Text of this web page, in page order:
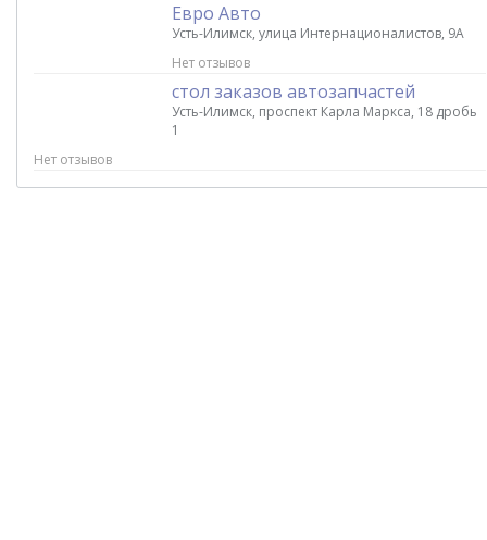
Евро Авто
Усть-Илимск, улица Интернационалистов, 9А
Нет отзывов
стол заказов автозапчастей
Усть-Илимск, проспект Карла Маркса, 18 дробь
1
Нет отзывов